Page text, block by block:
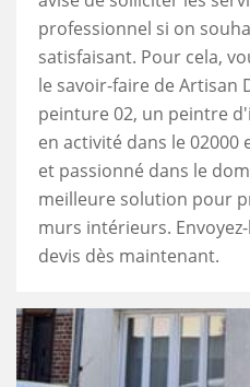
professionnel si on
satisfaisant. Pour cela,
le savoir-faire de Artisan
peinture 02, un peintre
en activité dans le 02000
et passionné dans le
meilleure solution pour
murs intérieurs.
devis dès maintenant.